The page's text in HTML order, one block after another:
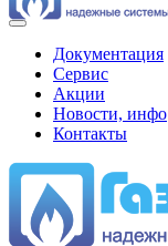
Документация
Сервис
Акции
Новости, инфо
Контакты